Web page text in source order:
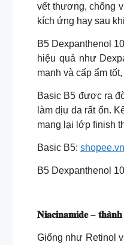
vết thương, chống
kích ứng hay sau
B5 Dexpanthenol
hiệu quả như
mạnh và cấp ẩm
Basic B5 được ra
làm dịu da rất ổn.
mang lại lớp finish
Basic B5:
B5 Dexpanthenol
𝐍𝐢𝐚𝐜𝐢𝐧𝐚𝐦𝐢𝐝𝐞 –
Giống như Retinol